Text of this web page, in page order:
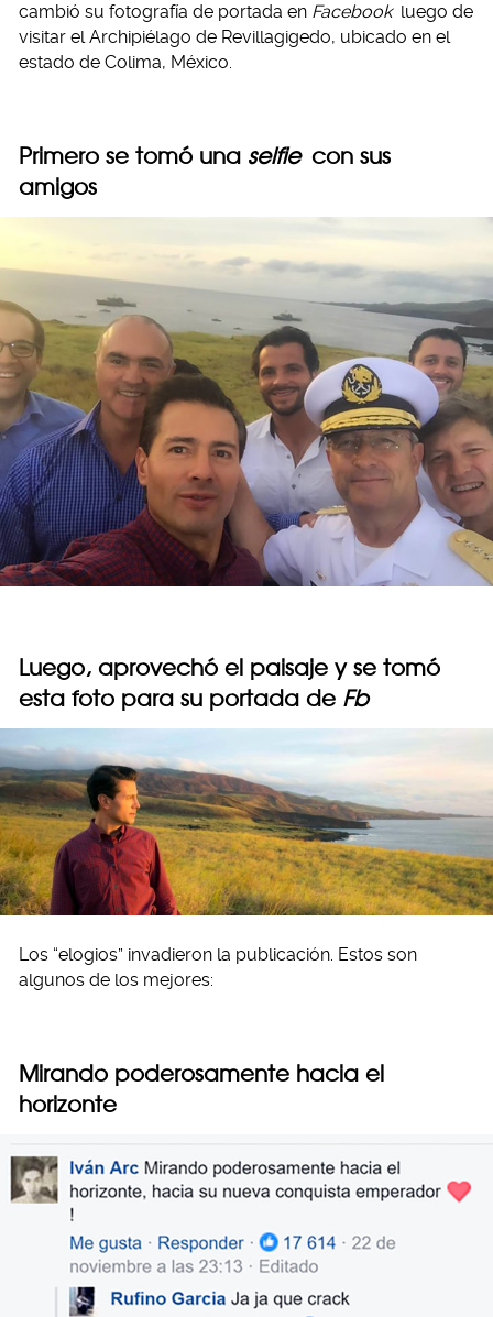
cambió su fotografía de portada en Facebook luego de
visitar el Archipiélago de Revillagigedo, ubicado en el
estado de Colima, México.
Primero se tomó una selfie con sus
amigos
Luego, aprovechó el paisaje y se tomó
esta foto para su portada de Fb
Los “elogios” invadieron la publicación. Estos son
algunos de los mejores:
Mirando poderosamente hacia el
horizonte